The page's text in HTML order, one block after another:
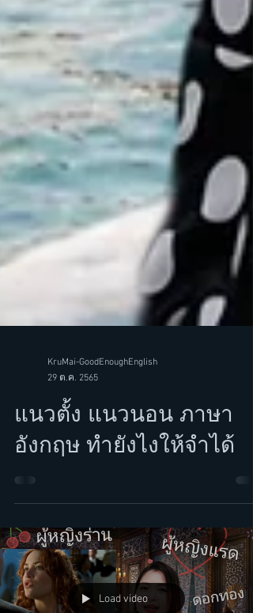
KruMai-GoodEnoughEnglish
29 ต.ค. 2565
อังกฤษ ทำยังไงให้จำได้